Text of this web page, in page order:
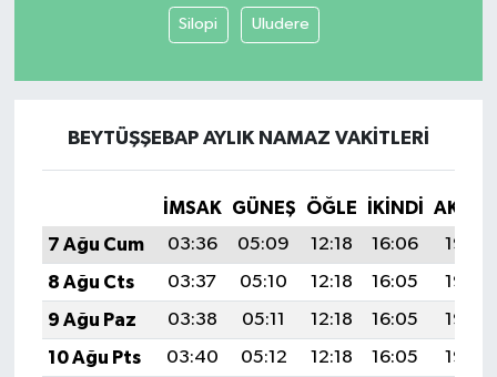
Silopi Uludere
BEYTÜŞŞEBAP AYLIK NAMAZ VAKITLERI
İMSAK GÜNEŞ ÖĞLE İKINDI
7 Ağu Cum
03:36 05:09 12:18 16:06
19:17
8 Ağu Cts
03:37 05:10 12:18 16:05
19:16
9 Ağu Paz
03:38 05:11 12:18 16:05
19:15
10 Ağu Pts
03:40 05:12 12:18 16:05
19:14